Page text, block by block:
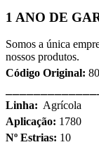
1 ANO DE
Somos a única
nossos produtos.
Código Original:
Linha: Agrícola
Aplicação: 1780
Nº Estrias: 10